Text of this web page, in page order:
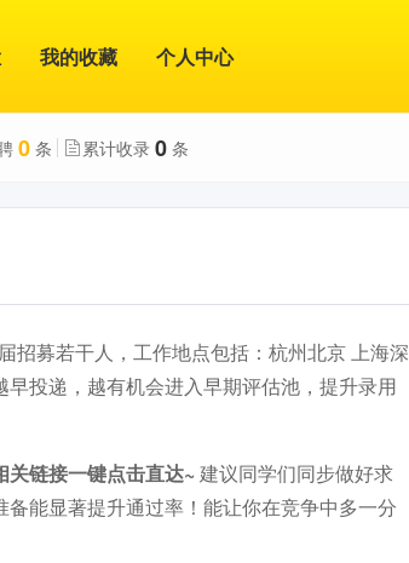
我的收藏 个人中心
0 条 累计收录 0 条
招募若干人，工作地点包括：杭州北京 上海深
投递，越有机会进入早期评估池，提升录用
链接一键点击直达~ 建议同学们同步做好求
能显著提升通过率！能让你在竞争中多一分